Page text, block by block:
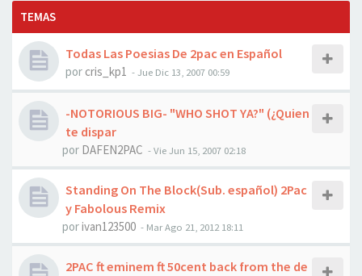
TEMAS
Todas Las Poesias De 2pac en Español
por cris_kp1 -Jue Dic 13, 2007 00:59
-NOTORIOUS BIG- "WHO SHOT YA?" (¿Quien
te dispar
por DAFEN2PAC -Vie Jun 15, 2007 02:18
Standing On The Block(Sub. español) 2Pac
y Fabolous Remix
porivan123500 - Mar Ago 21, 2012 18:11
2PAC ft eminem ft 50cent back from the de